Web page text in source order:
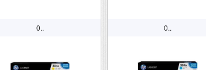
0.. 0..